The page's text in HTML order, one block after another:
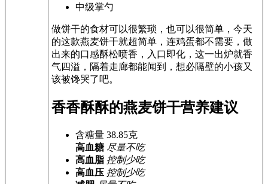
中级掌勺
做饼干的食材可以很繁琐，也可以很简单，今天
的这款燕麦饼干就超简单，连鸡蛋都不需要，做
出来的口感酥松喷香，入口即化，这一出炉就香
气四溢，隔着走廊都能闻到，想必隔壁的小孩又
该被馋哭了吧。
香香酥酥的燕麦饼干营养建议
含糖量 38.85克
高血糖 尽量不吃
高血脂 控制少吃
高血压 控制少吃